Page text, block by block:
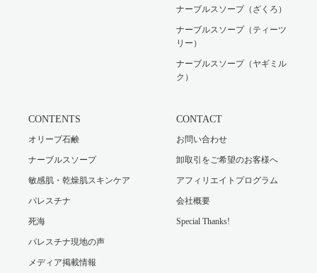
ナーブルスソープ（ざくろ）
ナーブルスソープ（ティーツ
リー）
ナーブルスソープ（ヤギミル
ク）
CONTENTS
オリーブ石鹸
ナーブルスソープ
敏感肌・乾燥肌スキンケア
パレスチナ
死海
パレスチナ現地の声
メディア掲載情報
CONTACT
お問い合わせ
卸取引をご希望のお客様へ
アフィリエイトプログラム
会社概要
Special Thanks!